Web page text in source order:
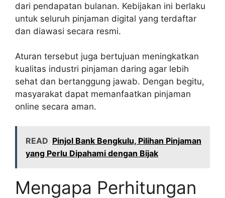
dari pendapatan bulanan. Kebijakan ini berlaku
untuk seluruh pinjaman digital yang terdaftar
dan diawasi secara resmi.
Aturan tersebut juga bertujuan meningkatkan
kualitas industri pinjaman daring agar lebih
sehat dan bertanggung jawab. Dengan begitu,
masyarakat dapat memanfaatkan pinjaman
online secara aman.
READ Pinjol Bank Bengkulu, Pilihan Pinjaman
yang Perlu Dipahami dengan Bijak
Mengapa Perhitungan